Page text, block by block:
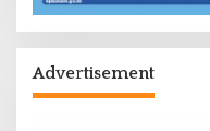
Advertisement